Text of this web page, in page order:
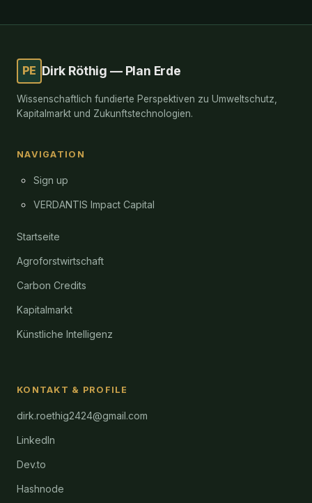
PE Dirk Röthig — Plan Erde
Wissenschaftlich fundierte Perspektiven zu Umweltschutz,
Kapitalmarkt und Zukunftstechnologien.
NAVIGATION
Sign up
VERDANTIS Impact Capital
Startseite
Agroforstwirtschaft
Carbon Credits
Kapitalmarkt
Künstliche Intelligenz
KONTAKT & PROFILE
dirk.roethig2424@gmail.com
LinkedIn
Dev.to
Hashnode